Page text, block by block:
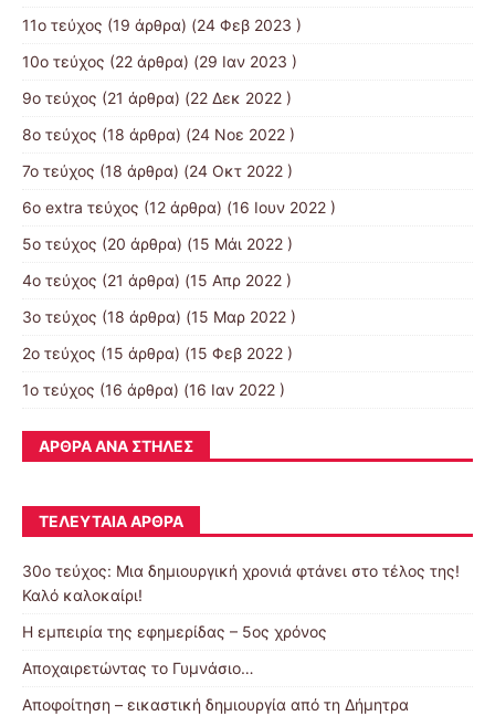
11ο τεύχος (19 άρθρα) (24 Φεβ 2023 )
10o τεύχος (22 άρθρα) (29 Ιαν 2023 )
9ο τεύχος (21 άρθρα) (22 Δεκ 2022 )
8ο τεύχος (18 άρθρα) (24 Νοε 2022 )
7ο τεύχος (18 άρθρα) (24 Οκτ 2022 )
6ο extra τεύχος (12 άρθρα) (16 Ιουν 2022 )
5ο τεύχος (20 άρθρα) (15 Μάι 2022 )
4ο τεύχος (21 άρθρα) (15 Απρ 2022 )
3ο τεύχος (18 άρθρα) (15 Μαρ 2022 )
2ο τεύχος (15 άρθρα) (15 Φεβ 2022 )
1ο τεύχος (16 άρθρα) (16 Ιαν 2022 )
ΆΡΘΡΑ ΑΝΆ ΣΤΉΛΕΣ
ΤΕΛΕΥΤΑΊΑ ΆΡΘΡΑ
30o τεύχος: Μια δημιουργική χρονιά φτάνει στο τέλος της!
Καλό καλοκαίρι!
Η εμπειρία της εφημερίδας – 5ος χρόνος
Αποχαιρετώντας το Γυμνάσιο…
Αποφοίτηση – εικαστική δημιουργία από τη Δήμητρα